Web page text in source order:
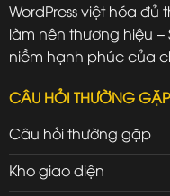
WordPress việt hóa đủ
làm nên thương hiệu
niềm hạnh phúc của
CÂU HỎI THƯỜNG GẶP
Câu hỏi thường gặp
Kho giao diện